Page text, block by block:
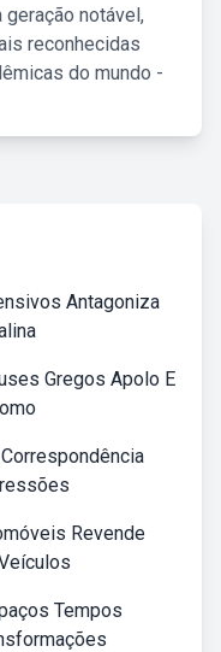
geração notável,
reconhecidas
do mundo -
Antagoniza
Gregos Apolo E
Revende
Tempos